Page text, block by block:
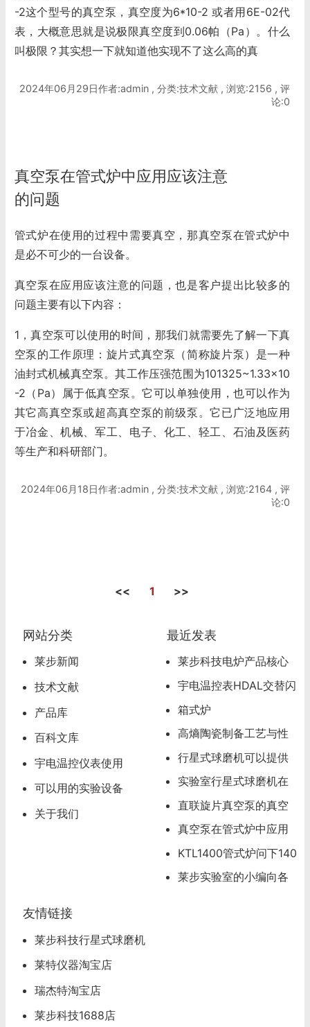
-2这个型号的真空泵，真空度为6*10-2 或者用6E-02代
表，大概意思就是说极限真空度到0.06帕（Pa）。什么
叫极限？其实想一下就知道他实现不了这么高的真
2024年06月29日作者:admin , 分类:技术文献 , 浏览:2156 , 评
论:0
真空泵在管式炉中应用应该注意
的问题
管式炉在使用的过程中需要真空，那真空泵在管式炉中
是必不可少的一台设备。
真空泵在应用应该注意的问题，也是客户提出比较多的
问题主要有以下内容：
1，真空泵可以使用的时间，那我们就需要先了解一下真
空泵的工作原理：旋片式真空泵（简称旋片泵）是一种
油封式机械真空泵。其工作压强范围为101325~1.33×10
-2（Pa）属于低真空泵。它可以单独使用，也可以作为
其它高真空泵或超高真空泵的前级泵。它已广泛地应用
于冶金、机械、军工、电子、化工、轻工、石油及医药
等生产和科研部门。
2024年06月18日作者:admin , 分类:技术文献 , 浏览:2164 , 评
论:0
<< 1 >>
网站分类
莱步新闻
技术文献
产品库
百科文库
宇电温控仪表使用
可以用的实验设备
关于我们
最近发表
莱步科技电炉产品核心
超级卖点
宇电温控表HDAL交替闪
烁，超温报警怎么办
箱式炉
高熵陶瓷制备工艺与性
能分析
行星式球磨机可以提供
试磨服务
实验室行星式球磨机在
材料研发领域的应用
直联旋片真空泵的真空
度可以达到多少
真空泵在管式炉中应用
应该注意的问题
KTL1400管式炉问下140
0度管式炉怎么操作
莱步实验室的小编向各
友情链接
莱步科技行星式球磨机
莱特仪器淘宝店
瑞杰特淘宝店
莱步科技1688店